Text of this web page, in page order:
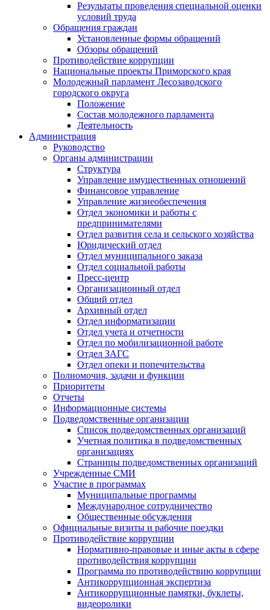
Результаты проведения специальной оценки
условий труда
Обращения граждан
Установленные формы обращений
Обзоры обращений
Противодействие коррупции
Национальные проекты Приморского края
Молодежный парламент Лесозаводского
городского округа
Положение
Состав молодежного парламента
Деятельность
Администрация
Руководство
Органы администрации
Структура
Управление имущественных отношений
Финансовое управление
Управление жизнеобеспечения
Отдел экономики и работы с
предпринимателями
Отдел развития села и сельского хозяйства
Юридический отдел
Отдел муниципального заказа
Отдел социальной работы
Пресс-центр
Организационный отдел
Общий отдел
Архивный отдел
Отдел информатизации
Отдел учета и отчетности
Отдел по мобилизационной работе
Отдел ЗАГС
Отдел опеки и попечительства
Полномочия, задачи и функции
Приоритеты
Отчеты
Информационные системы
Подведомственные организации
Список подведомственных организаций
Учетная политика в подведомственных
организациях
Страницы подведомственных организаций
Учрежденные СМИ
Участие в программах
Муниципальные программы
Международное сотрудничество
Общественные обсуждения
Официальные визиты и рабочие поездки
Противодействие коррупции
Нормативно-правовые и иные акты в сфере
противодействия коррупции
Программа по противодействию коррупции
Антикоррупционная экспертиза
Антикоррупционные памятки, буклеты,
видеоролики